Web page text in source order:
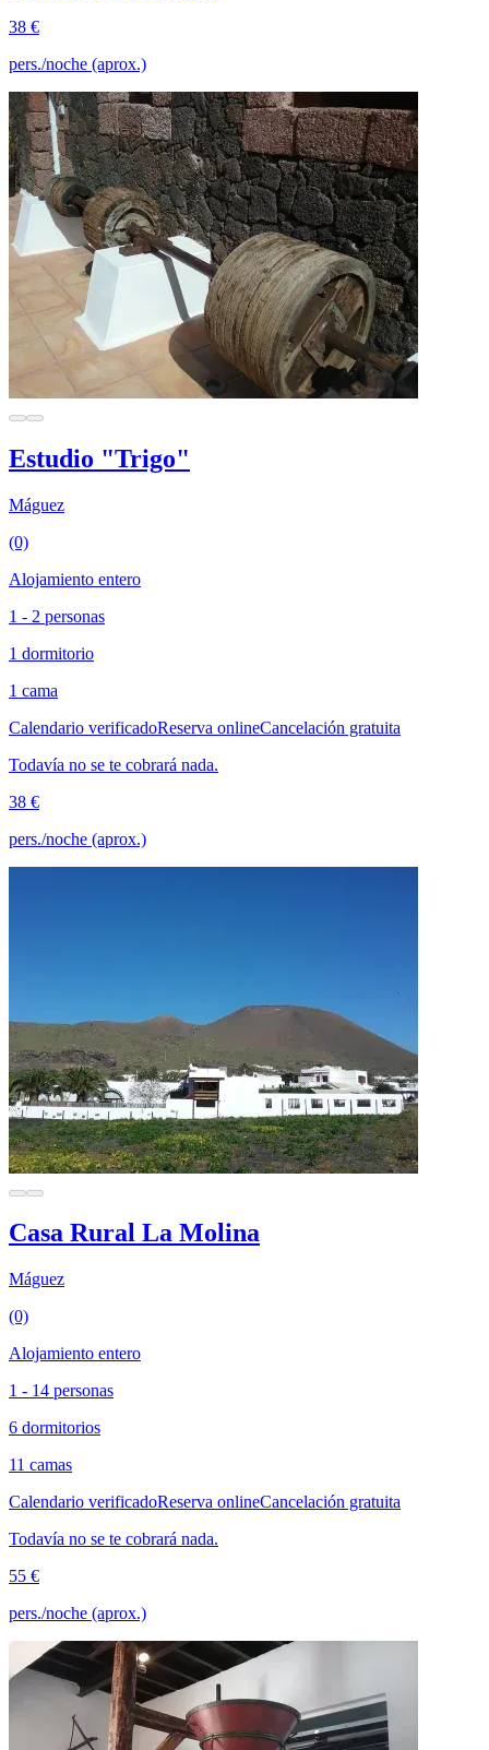
38 €
pers./noche (aprox.)
Estudio "Trigo"
Máguez
(0)
Alojamiento entero
1 - 2 personas
1 dormitorio
1 cama
Calendario verificadoReserva onlineCancelación gratuita
Todavía no se te cobrará nada.
38 €
pers./noche (aprox.)
Casa Rural La Molina
Máguez
(0)
Alojamiento entero
1 - 14 personas
6 dormitorios
11 camas
Calendario verificadoReserva onlineCancelación gratuita
Todavía no se te cobrará nada.
55 €
pers./noche (aprox.)